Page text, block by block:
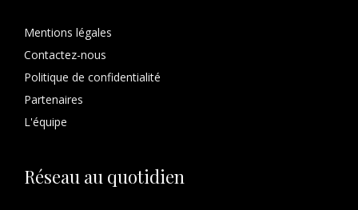
Mentions légales
Contactez-nous
Politique de confidentialité
Partenaires
L'équipe
Réseau au quotidien